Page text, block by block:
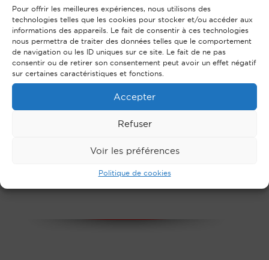
Pour offrir les meilleures expériences, nous utilisons des
technologies telles que les cookies pour stocker et/ou accéder aux
informations des appareils. Le fait de consentir à ces technologies
nous permettra de traiter des données telles que le comportement
de navigation ou les ID uniques sur ce site. Le fait de ne pas
consentir ou de retirer son consentement peut avoir un effet négatif
sur certaines caractéristiques et fonctions.
Accepter
Refuser
Voir les préférences
Politique de cookies